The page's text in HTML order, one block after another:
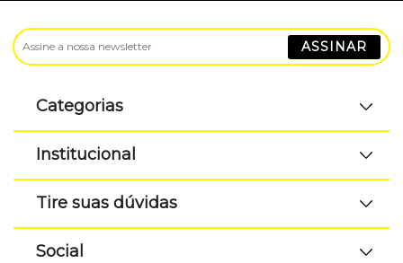
ASSINAR
Categorias
Institucional
Tire suas dúvidas
Social